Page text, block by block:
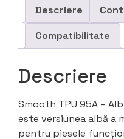
Descriere
Compatibilitate
Descriere
Smooth TPU 95A –
este versiunea albă a
pentru piesele